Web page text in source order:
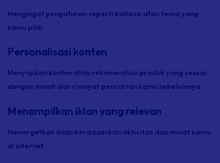
Mengingat pengaturan seperti bahasa atau tema yang
kamu pilih.
Personalisasi konten
Menyajikan konten atau rekomendasi produk yang sesuai
dengan minat dan riwayat pencarian kamu sebelumnya.
Menampilkan iklan yang relevan
Menargetkan iklan berdasarkan aktivitas dan minat kamu
di internet.